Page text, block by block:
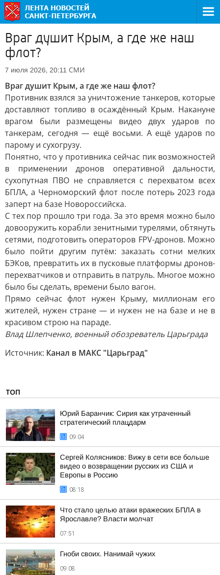
Враг душит Крым, а где же наш
флот?
7 июля 2026, 20:11 СМИ
Враг душит Крым, а где же наш флот?
Противник взялся за уничтожение танкеров, которые
доставляют топливо в осаждённый Крым. Накануне
врагом были размещены видео двух ударов по
танкерам, сегодня — ещё восьми. А ещё ударов по
парому и сухогрузу.
Понятно, что у противника сейчас пик возможностей
в применении дронов оперативной дальности,
сухопутная ПВО не справляется с перехватом всех
БПЛА, а Черноморский флот после потерь 2023 года
заперт на базе Новороссийска.
С тех пор прошло три года. За это время можно было
довооружить корабли зенитными турелями, обтянуть
сетями, подготовить операторов FPV-дронов. Можно
было пойти другим путём: заказать сотни мелких
БЭКов, превратить их в пусковые платформы дронов-
перехватчиков и отправить в патруль. Многое можно
было бы сделать, времени было вагон.
Прямо сейчас флот нужен Крыму, миллионам его
жителей, нужен стране — и нужен не на базе и не в
красивом строю на параде.
Влад Шлепченко, военный обозреватель Царьграда
Источник: Канал в МАКС "Царьград"
ТОП
Юрий Баранчик: Сирия как утраченный
стратегический плацдарм
09:04
Сергей Колясников: Вижу в сети все больше
видео о возвращении русских из США и
Европы в Россию
08:18
Что стало целью атаки вражеских БПЛА в
Ярославле? Власти молчат
07:51
Гноби своих. Нанимай чужих
09:08